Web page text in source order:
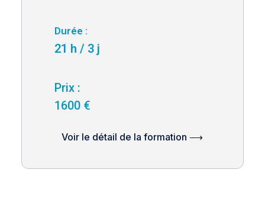
Durée :
21 h / 3 j
Prix :
1600 €
Voir le détail de la formation ⟶